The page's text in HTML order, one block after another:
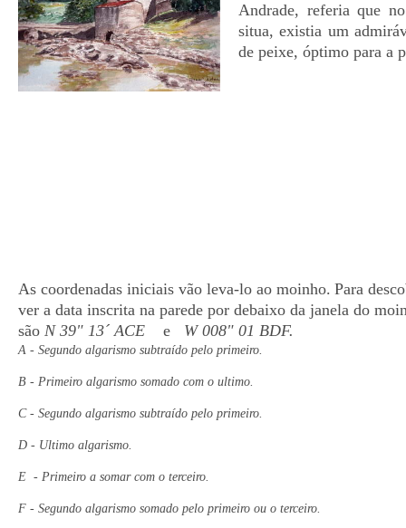
Andrade, referia que
situa, existia um
de peixe, óptimo para a
As coordenadas iniciais vão leva-lo ao moinho. Para
ver a data inscrita na parede por debaixo da janela do
são N 39" 13´ ACE e W 008" 01 BDF.
A - Segundo algarismo subtraído pelo primeiro.
B - Primeiro algarismo somado com o ultimo.
C - Segundo algarismo subtraído pelo primeiro.
D - Ultimo algarismo.
E - Primeiro a somar com o terceiro.
F - Segundo algarismo somado pelo primeiro ou o terceiro.